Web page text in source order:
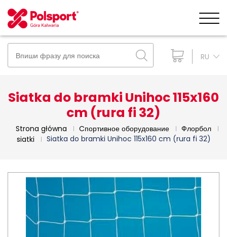
RU
Siatka do bramki Unihoc 115x160
cm (rura fi 32)
Strona główna Cпортивное оборудование
Флорбол
siatki
Siatka do bramki Unihoc 115x160 cm (rura fi 32)